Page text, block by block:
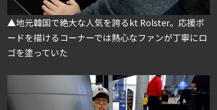
▲地元韓国で絶大な人気を誇るkt Rolster。応援ボ
ードを描けるコーナーでは熱心なファンが丁寧にロ
ゴを塗っていた